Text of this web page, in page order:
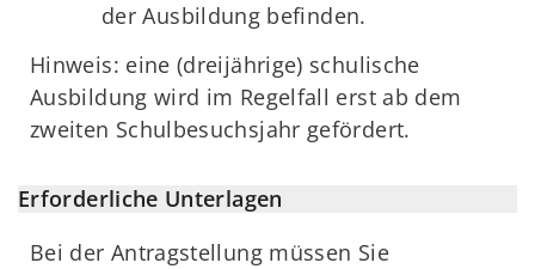
der Ausbildung befinden.
Hinweis: eine (dreijährige) schulische
Ausbildung wird im Regelfall erst ab dem
zweiten Schulbesuchsjahr gefördert.
Erforderliche Unterlagen
Bei der Antragstellung müssen Sie